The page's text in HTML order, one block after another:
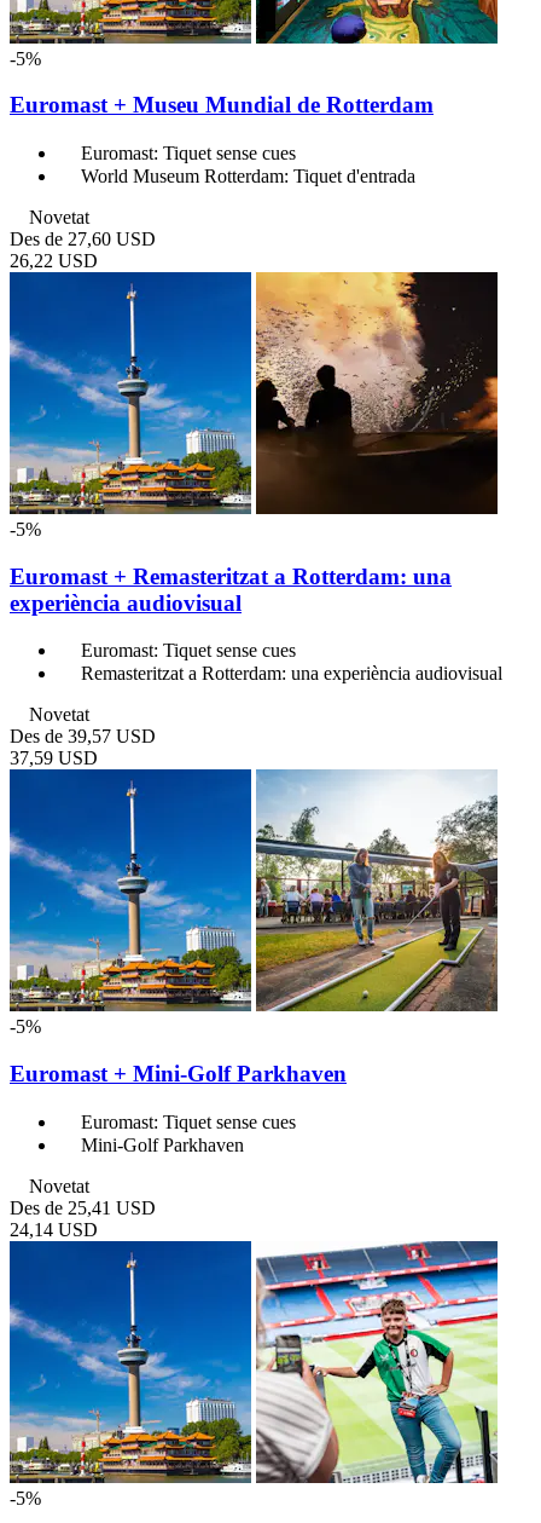
-5%
Euromast + Museu Mundial de Rotterdam
Euromast: Tiquet sense cues
World Museum Rotterdam: Tiquet d'entrada
Novetat
Des de 27,60 USD
26,22 USD
-5%
Euromast + Remasteritzat a Rotterdam: una
experiència audiovisual
Euromast: Tiquet sense cues
Remasteritzat a Rotterdam: una experiència audiovisual
Novetat
Des de 39,57 USD
37,59 USD
-5%
Euromast + Mini-Golf Parkhaven
Euromast: Tiquet sense cues
Mini-Golf Parkhaven
Novetat
Des de 25,41 USD
24,14 USD
-5%